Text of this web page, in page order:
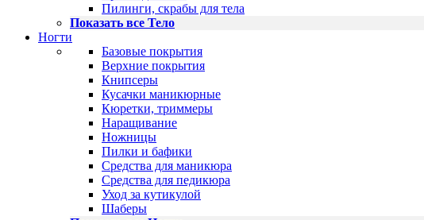
Пилинги, скрабы для тела
Показать все Тело
Ногти
Базовые покрытия
Верхние покрытия
Книпсеры
Кусачки маникюрные
Кюретки, триммеры
Наращивание
Ножницы
Пилки и бафики
Средства для маникюра
Средства для педикюра
Уход за кутикулой
Шаберы